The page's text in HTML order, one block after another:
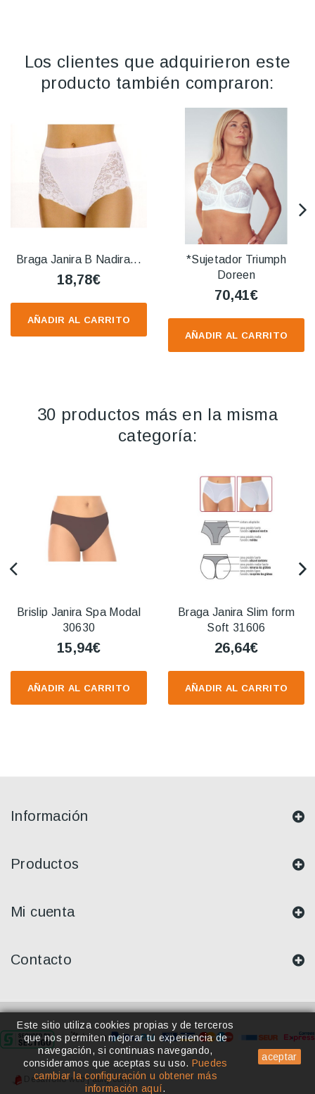
Este sitio utiliza cookies propias y de terceros
que nos permiten mejorar tu experiencia de
navegación, si continuas navegando,
consideramos que aceptas su uso. Puedes
cambiar la configuración u obtener más
información aquí.
aceptar
Los clientes que adquirieron este
producto también compraron:
AÑADIR AL CARRITO
Braga Janira B Nadira...
18,78€
AÑADIR AL CARRITO
*Sujetador Triumph
Doreen
70,41€
30 productos más en la misma
categoría:
AÑADIR AL CARRITO
Brislip Janira Spa Modal
30630
15,94€
AÑADIR AL CARRITO
Braga Janira Slim form
Soft 31606
26,64€
Información
Productos
Mi cuenta
Contacto
Desarrollo web | abity.com